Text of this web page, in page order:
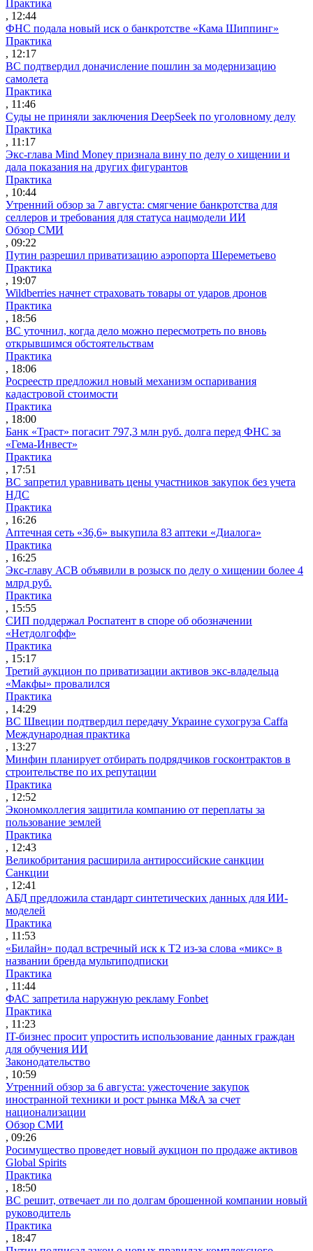
Практика
, 12:44
ФНС подала новый иск о банкротстве «Кама Шиппинг»
Практика
, 12:17
ВС подтвердил доначисление пошлин за модернизацию
самолета
Практика
, 11:46
Суды не приняли заключения DeepSeek по уголовному делу
Практика
, 11:17
Экс-глава Mind Money признала вину по делу о хищении и
дала показания на других фигурантов
Практика
, 10:44
Утренний обзор за 7 августа: смягчение банкротства для
селлеров и требования для статуса нацмодели ИИ
Обзор СМИ
, 09:22
Путин разрешил приватизацию аэропорта Шереметьево
Практика
, 19:07
Wildberries начнет страховать товары от ударов дронов
Практика
, 18:56
ВС уточнил, когда дело можно пересмотреть по вновь
открывшимся обстоятельствам
Практика
, 18:06
Росреестр предложил новый механизм оспаривания
кадастровой стоимости
Практика
, 18:00
Банк «Траст» погасит 797,3 млн руб. долга перед ФНС за
«Гема-Инвест»
Практика
, 17:51
ВС запретил уравнивать цены участников закупок без учета
НДС
Практика
, 16:26
Аптечная сеть «36,6» выкупила 83 аптеки «Диалога»
Практика
, 16:25
Экс-главу АСВ объявили в розыск по делу о хищении более 4
млрд руб.
Практика
, 15:55
СИП поддержал Роспатент в споре об обозначении
«Нетдолгофф»
Практика
, 15:17
Третий аукцион по приватизации активов экс-владельца
«Макфы» провалился
Практика
, 14:29
ВС Швеции подтвердил передачу Украине сухогруза Caffa
Международная практика
, 13:27
Минфин планирует отбирать подрядчиков госконтрактов в
строительстве по их репутации
Практика
, 12:52
Экономколлегия защитила компанию от переплаты за
пользование землей
Практика
, 12:43
Великобритания расширила антироссийские санкции
Санкции
, 12:41
АБД предложила стандарт синтетических данных для ИИ-
моделей
Практика
, 11:53
«Билайн» подал встречный иск к Т2 из-за слова «микс» в
названии бренда мультиподписки
Практика
, 11:44
ФАС запретила наружную рекламу Fonbet
Практика
, 11:23
IT-бизнес просит упростить использование данных граждан
для обучения ИИ
Законодательство
, 10:59
Утренний обзор за 6 августа: ужесточение закупок
иностранной техники и рост рынка M&A за счет
национализации
Обзор СМИ
, 09:26
Росимущество проведет новый аукцион по продаже активов
Global Spirits
Практика
, 18:50
ВС решит, отвечает ли по долгам брошенной компании новый
руководитель
Практика
, 18:47